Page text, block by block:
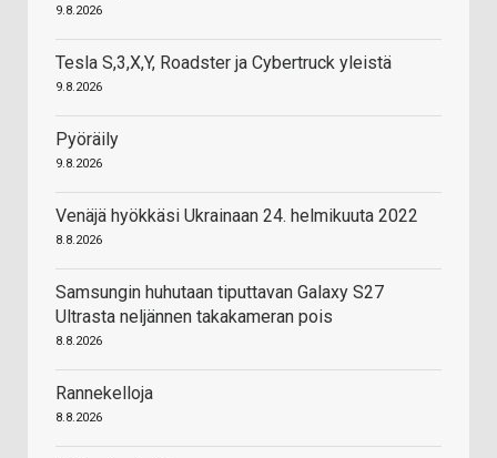
9.8.2026
Tesla S,3,X,Y, Roadster ja Cybertruck yleistä
9.8.2026
Pyöräily
9.8.2026
Venäjä hyökkäsi Ukrainaan 24. helmikuuta 2022
8.8.2026
Samsungin huhutaan tiputtavan Galaxy S27
Ultrasta neljännen takakameran pois
8.8.2026
Rannekelloja
8.8.2026